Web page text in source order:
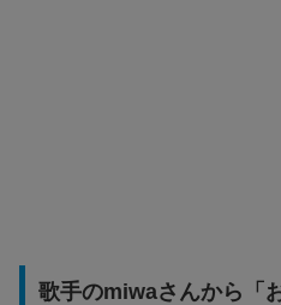
歌手のmiwaさんから「